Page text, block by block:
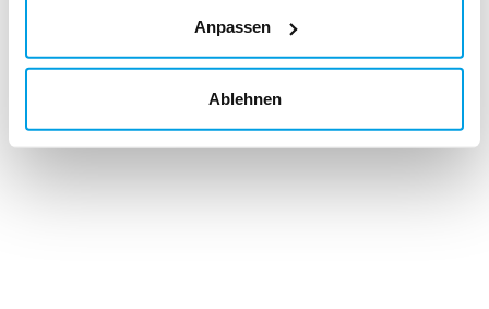
Anpassen
Ablehnen